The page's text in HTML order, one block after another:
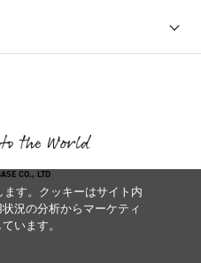
CO., LTD
ます。クッキーはサイト内
況の分析からマーケティ
います。